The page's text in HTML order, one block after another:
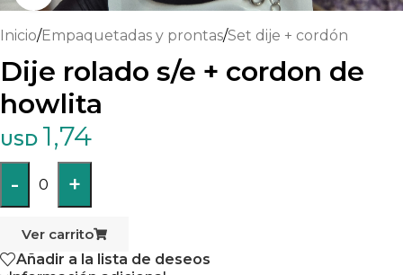
Inicio/Empaquetadas y prontas/Set dije + cordón
Dije rolado s/e + cordon de
howlita
USD 1,74
- 0 +
Ver carrito
Añadir a la lista de deseos